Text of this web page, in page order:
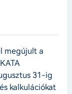
megújult a
31-ig
kalkulációkat